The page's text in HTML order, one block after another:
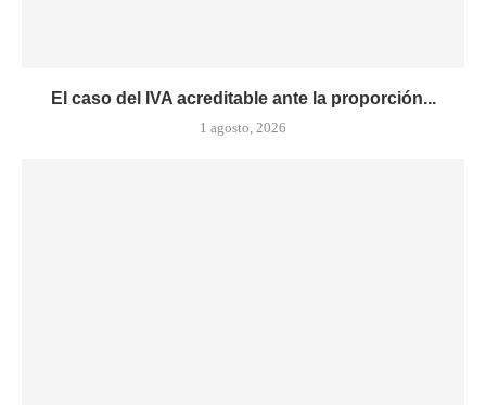
El caso del IVA acreditable ante la proporción...
1 agosto, 2026